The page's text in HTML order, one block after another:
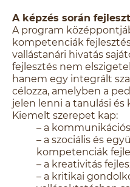
A képzés során
A program
kompetenciák
vallástanári hivatás
fejlesztés nem
hanem egy integrált
célozza, amelyben a
jelen lenni a tanulási
Kiemelt szerepet kap:
– a
– a szociális és
kompetenciák
– a kreativitás
– a kritikai